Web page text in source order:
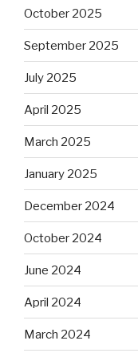
October 2025
September 2025
July 2025
April 2025
March 2025
January 2025
December 2024
October 2024
June 2024
April 2024
March 2024